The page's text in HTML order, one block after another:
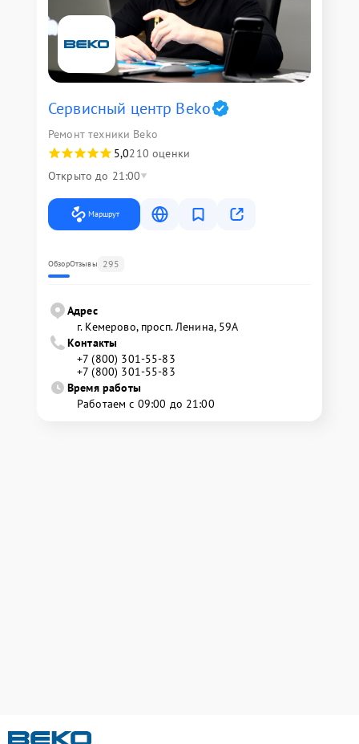
Сервисный центр Beko
Ремонт техники Beko
5,0210 оценки
Открыто до 21:00
Маршрут
ОбзорОтзывы 295
Адрес
г. Кемерово, просп. Ленина, 59А
Контакты
+7 (800) 301-55-83
+7 (800) 301-55-83
Время работы
Работаем с 09:00 до 21:00